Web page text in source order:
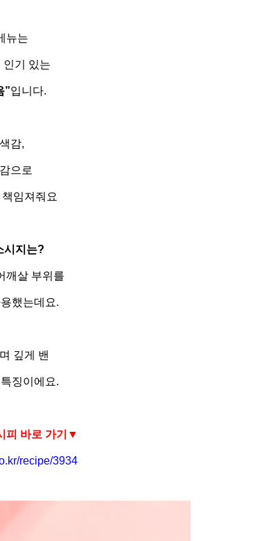
뉴는
인기 있는
”입니다.
감,
으로
임져줘요
시지는?
깨살 부위를
했는데요.
깊게 밴
특징이에요.
피 바로 가기▼
recipe/3934